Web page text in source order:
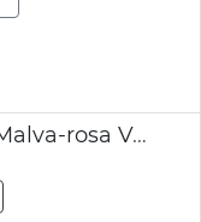
Renovación restaurantes Malva-rosa València